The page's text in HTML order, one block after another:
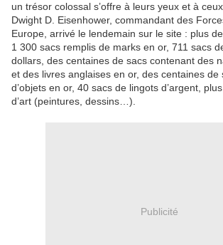
un trésor colossal s’offre à leurs yeux et à
Dwight D. Eisenhower, commandant des
Europe, arrivé le lendemain sur le site : plus de
1 300 sacs remplis de marks en or, 711 sacs
dollars, des centaines de sacs contenant des
et des livres anglaises en or, des centaines de
d’objets en or, 40 sacs de lingots d’argent,
d’art (peintures, dessins…).
Publicité